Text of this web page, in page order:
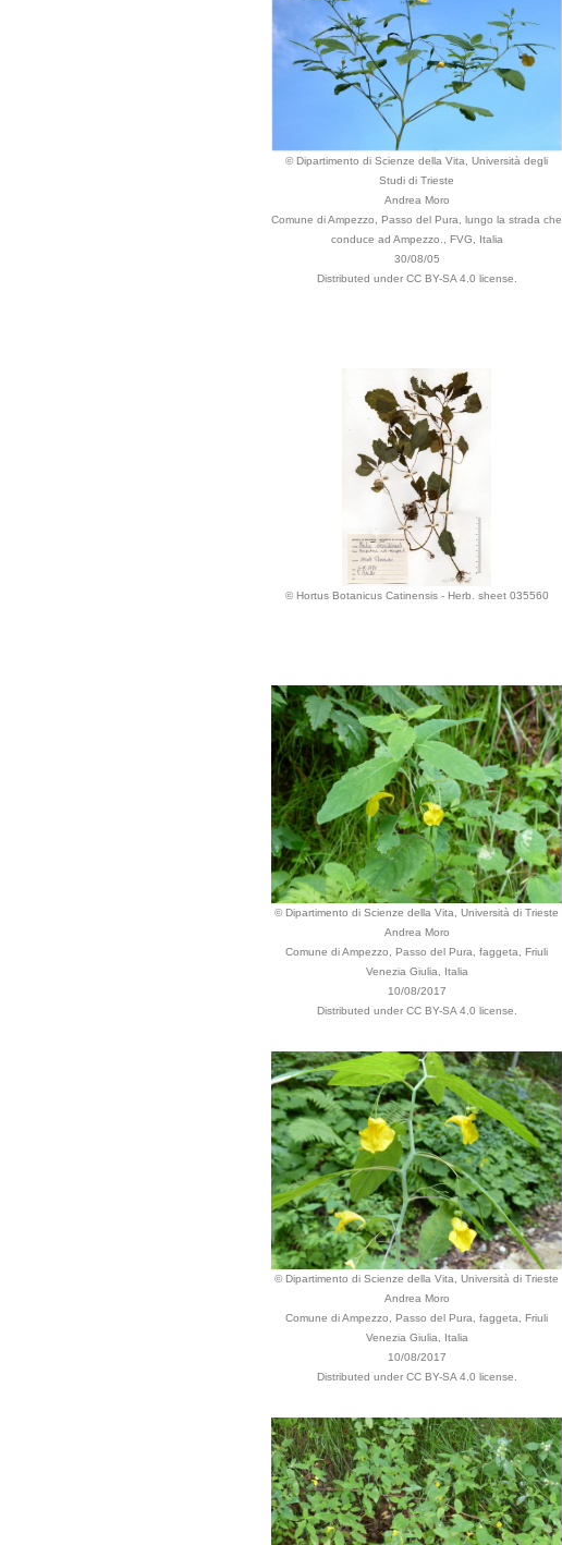
© Dipartimento di Scienze della Vita, Università degli
Studi di Trieste
Andrea Moro
Comune di Ampezzo, Passo del Pura, lungo la strada che
conduce ad Ampezzo., FVG, Italia
30/08/05
Distributed under CC BY-SA 4.0 license.
© Hortus Botanicus Catinensis - Herb. sheet 035560
© Dipartimento di Scienze della Vita, Università di Trieste
Andrea Moro
Comune di Ampezzo, Passo del Pura, faggeta, Friuli
Venezia Giulia, Italia
10/08/2017
Distributed under CC BY-SA 4.0 license.
© Dipartimento di Scienze della Vita, Università di Trieste
Andrea Moro
Comune di Ampezzo, Passo del Pura, faggeta, Friuli
Venezia Giulia, Italia
10/08/2017
Distributed under CC BY-SA 4.0 license.